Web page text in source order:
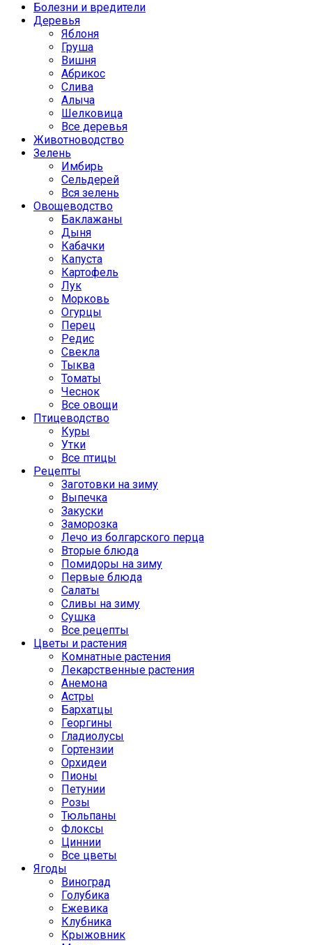
Болезни и вредители
Деревья
Яблоня
Груша
Вишня
Абрикос
Слива
Алыча
Шелковица
Все деревья
Животноводство
Зелень
Имбирь
Сельдерей
Вся зелень
Овощеводство
Баклажаны
Дыня
Кабачки
Капуста
Картофель
Лук
Морковь
Огурцы
Перец
Редис
Свекла
Тыква
Томаты
Чеснок
Все овощи
Птицеводство
Куры
Утки
Все птицы
Рецепты
Заготовки на зиму
Выпечка
Закуски
Заморозка
Лечо из болгарского перца
Вторые блюда
Помидоры на зиму
Первые блюда
Салаты
Сливы на зиму
Сушка
Все рецепты
Цветы и растения
Комнатные растения
Лекарственные растения
Анемона
Астры
Бархатцы
Георгины
Гладиолусы
Гортензии
Орхидеи
Пионы
Петунии
Розы
Тюльпаны
Флоксы
Циннии
Все цветы
Ягоды
Виноград
Голубика
Ежевика
Клубника
Крыжовник